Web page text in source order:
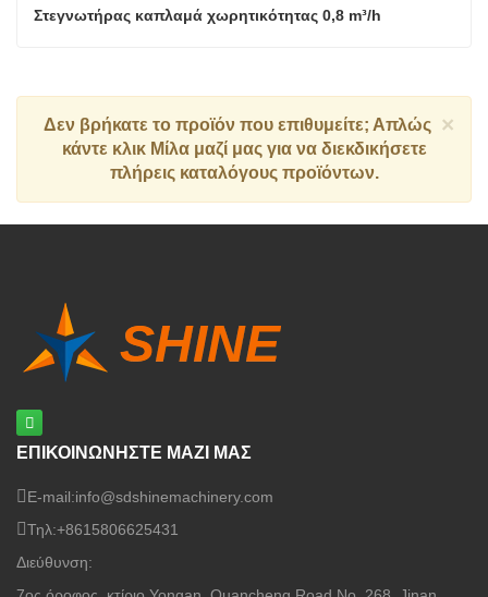
Στεγνωτήρας καπλαμά χωρητικότητας 0,8 m³/h
×
Δεν βρήκατε το προϊόν που επιθυμείτε; Απλώς
κάντε κλικ Μίλα μαζί μαςγια να διεκδικήσετε
πλήρεις καταλόγους προϊόντων.
ΕΠΙΚΟΙΝΩΝΗΣΤΕ ΜΑΖΙ ΜΑΣ
E-mail:info@sdshinemachinery.com
Τηλ:+8615806625431
Διεύθυνση: